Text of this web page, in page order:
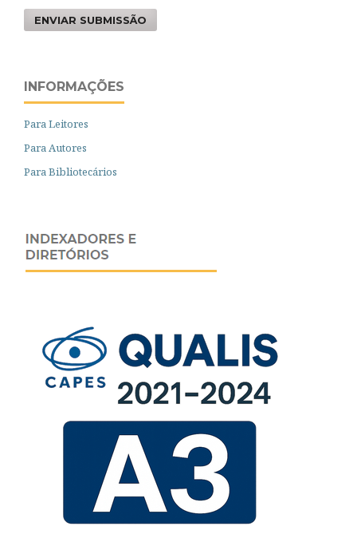
ENVIAR SUBMISSÃO
INFORMAÇÕES
Para Leitores
Para Autores
Para Bibliotecários